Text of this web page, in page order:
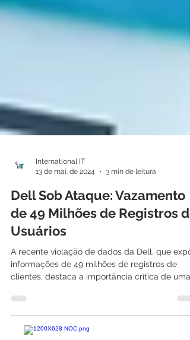
13 de mai. de 2024
3 min de leitura
Dell Sob Ataque: Vazamento
de 49 Milhões de Registros de
Usuários
A recente violação de dados da Dell, que
clientes, destaca a importância crítica de